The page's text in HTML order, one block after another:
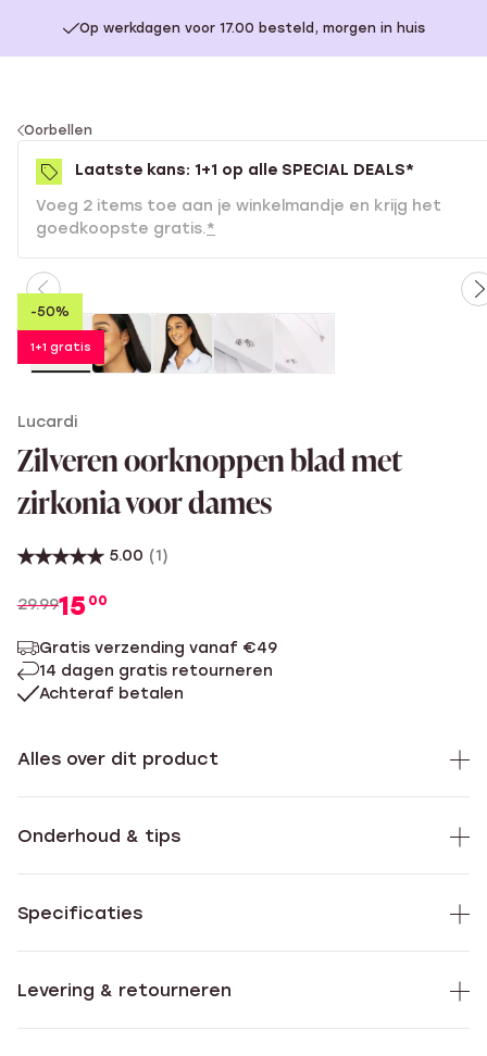
Op werkdagen voor 17.00 besteld, morgen in huis
You
are
here:
Oorbellen
Laatste kans: 1+1 op alle SPECIAL DEALS*
Voeg 2 items toe aan je winkelmandje en krijg het
goedkoopste gratis.*
-50%
1+1 gratis
Lucardi
Zilveren oorknoppen blad met
zirkonia voor dames
5.00 (1)
29.9915 00
Gratis verzending vanaf €49
14 dagen gratis retourneren
Achteraf betalen
Alles over dit product
Onderhoud & tips
Specificaties
Levering & retourneren